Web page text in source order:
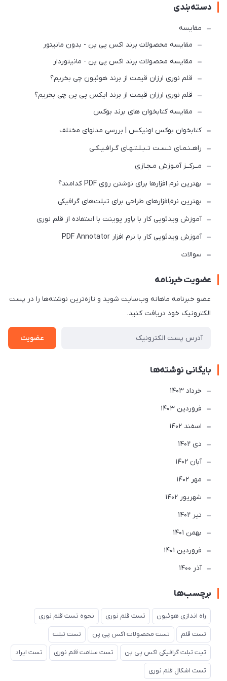
دسته‌بندی
مقایسه
مقایسه محصولات برند اکس پی پن - بدون مانیتور
مقایسه محصولات برند اکس پی پن - مانیتوردار
قلم نوری ارزان قیمت از برند هوئیون چی بخریم؟
قلم نوری ارزان قیمت از برند ایکس پی پن چی بخریم؟
مقایسه کتابخوان های برند بوکس
کتابخوان بوکس اونیکس | بررسی مدلهای مختلف
راهـنـمـای تـسـت تـبـلـتـهـای گـرافـیـکـی
مــرکــز آمـوزش مـجـازی
بهترین نرم افزارها برای نوشتن روی PDF کدامند؟
بهترین نرم‌افزارهای طراحی برای تبلت‌های گرافیکی
آموزش ویدئویی کار با پاور پوینت با استفاده از قلم نوری
آموزش ویدئویی کار با نرم افزار PDF Annotator
سوالات
عضویت خبرنامه
عضو خبرنامه ماهانه وب‌سایت شوید و تازه‌ترین نوشته‌ها را در پست
الکترونیک خود دریافت کنید.
عضویت
بایگانی نوشته‌ها
خرداد 1403
فروردین 1403
اسفند 1402
دی 1402
آبان 1402
مهر 1402
شهریور 1402
تير 1402
بهمن 1401
فروردین 1401
آذر 1400
برچسب‌ها
راه اندازی هوئیون تست قلم نوری نحوه تست قلم نوری
تست قلم تست محصولات اکس پی پن تست تبلت
تیت تبلت گرافیکی اکس پی پن تست سلامت قلم نوری تست ایراد
تست اشکال قلم نوری